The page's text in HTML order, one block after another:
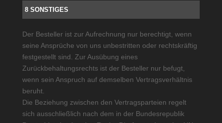
8 SONSTIGES
Der Besteller ist zur Aufrechnung nur berechtigt, wenn
seine Ansprüche von uns unbestritten oder rechtskräftig
festgestellt sind. Zur Ausübung eines
Zurückbehaltungsrechts ist der Besteller nur befugt,
wenn sein Anspruch auf demselben Vertragsverhältnis
beruht.
Die Beziehung zwischen den Vertragsparteien regelt
sich ausschließlich nach dem in der Bundesrepublik